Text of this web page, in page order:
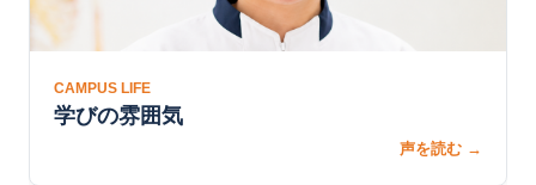
CAMPUS LIFE
学びの雰囲気
声を読む →